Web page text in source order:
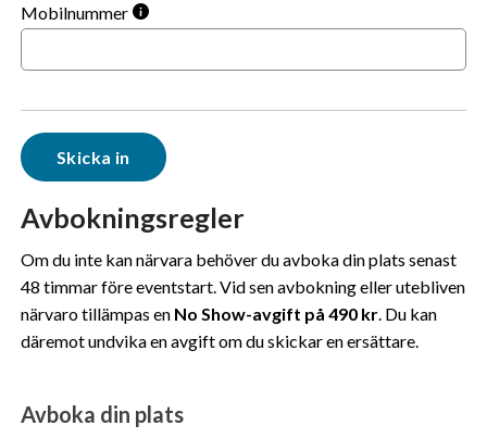
Mobilnummer
Avbokningsregler
Om du inte kan närvara behöver du avboka din plats senast
48 timmar före eventstart. Vid sen avbokning eller utebliven
närvaro tillämpas en No Show-avgift på 490 kr. Du kan
däremot undvika en avgift om du skickar en ersättare.
Avboka din plats